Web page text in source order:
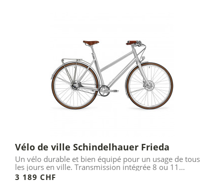
Les contraintes du vélo en ville :
Le vélo en ville est soumis à des contraintes spécifiques
: la densité de la circulation et les arrêts fréquents
(feux, stop…) nécessitent une bonne puissance de
freinage et une facilité de redémarrage. Il est important
de pouvoir se faufiler entre les files de voitures et donc
LIRE LA SUITE >
Vélo de ville Schindelhauer Frieda
Un vélo durable et bien équipé pour un usage de tous
les jours en ville. Transmission intégrée 8 ou 11
vitesses.
3 189 CHF